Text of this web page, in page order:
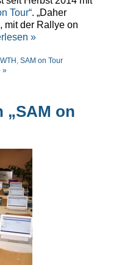
Tour“. „Daher
mit der Rallye on
»
, SAM on Tour
»
„SAM on